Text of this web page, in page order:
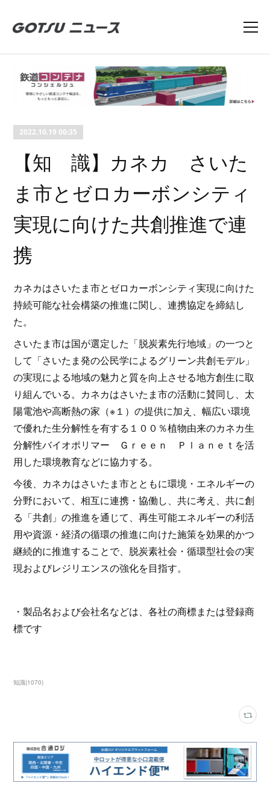
2022.10.19 00:35
【知 識】カネカ さいた
ま市とゼロカーボンシティ
実現に向けた共創推進で連
携
カネカはさいたま市とゼロカーボンシティ実現に向けた
持続可能な社会構築の推進に関し、連携協定を締結し
た。
さいたま市は国が選定した「脱炭素先行地域」の一つと
して「さいたま発の公民学によるグリーン共創モデル」
の実現による地域の魅力と質を向上させる地方創生に取
り組んでいる。カネカはさいたま市の活動に賛同し、太
陽電池や高断熱の家（※１）の提供に加え、幅広い環境
で優れた生分解性を有する１００％植物由来のカネカ生
分解性バイオポリマー Ｇｒｅｅｎ Ｐｌａｎｅｔを活
用した環境教育などに協力する。
今後、カネカはさいたま市とともに環境・エネルギーの
分野において、相互に連携・協働し、共に考え、共に創
る「共創」の推進を通じて、再生可能エネルギーの利活
用や資源・経済の循環の推進に向けた施策を効果的かつ
継続的に推進することで、脱炭素社会・循環型社会の実
現およびレジリエンスの強化を目指す。
・製品名および会社名などは、各社の商標または登録商
標です
知識(1070)